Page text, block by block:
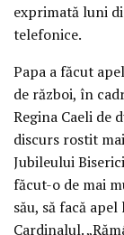
exprimată luni
telefonice.
Papa a făcut
de război, în
Regina Caeli de
discurs rostit
Jubileului
făcut-o de mai
său, să facă
Cardinalul.